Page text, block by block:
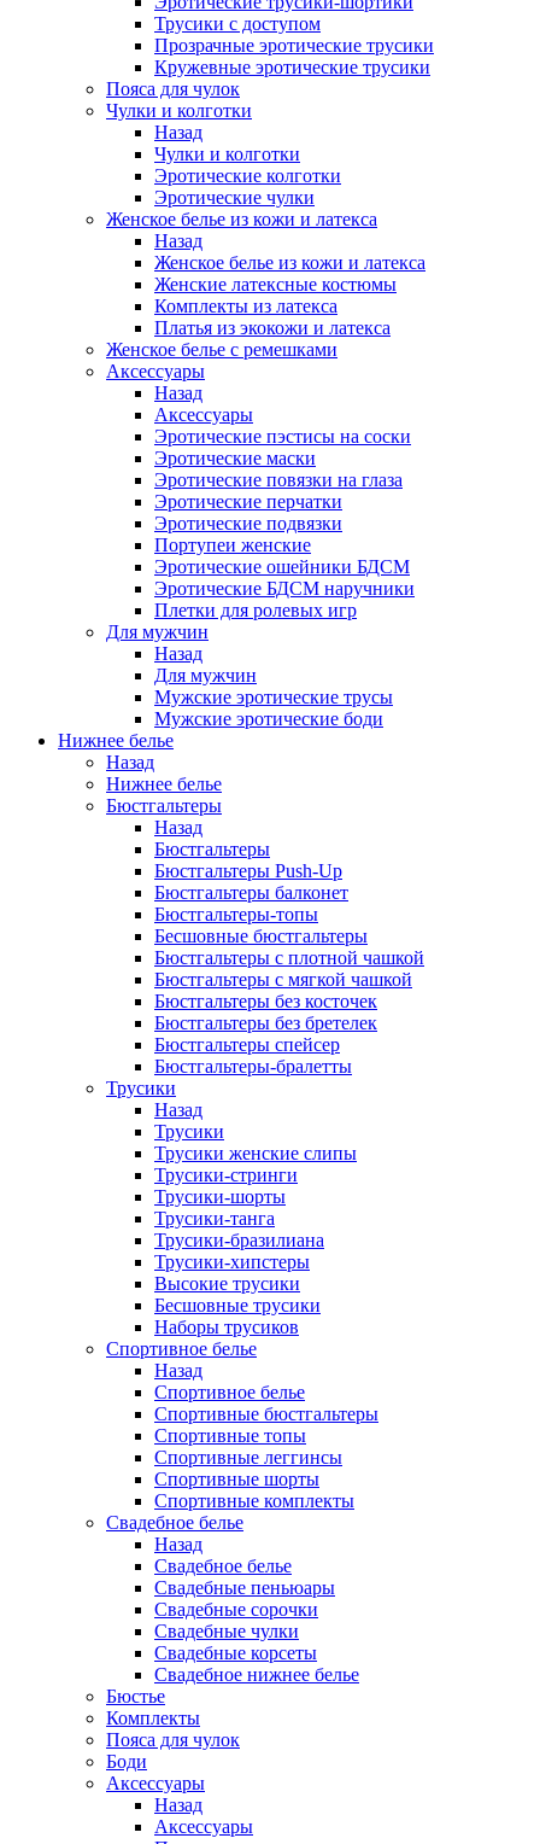
Трусики с доступом
Прозрачные эротические трусики
Кружевные эротические трусики
Пояса для чулок
Чулки и колготки
Назад
Чулки и колготки
Эротические колготки
Эротические чулки
Женское белье из кожи и латекса
Назад
Женское белье из кожи и латекса
Женские латексные костюмы
Комплекты из латекса
Платья из экокожи и латекса
Женское белье с ремешками
Аксессуары
Назад
Аксессуары
Эротические пэстисы на соски
Эротические маски
Эротические повязки на глаза
Эротические перчатки
Эротические подвязки
Портупеи женские
Эротические ошейники БДСМ
Эротические БДСМ наручники
Плетки для ролевых игр
Для мужчин
Назад
Для мужчин
Мужские эротические трусы
Мужские эротические боди
Нижнее белье
Назад
Нижнее белье
Бюстгальтеры
Назад
Бюстгальтеры
Бюстгальтеры Push-Up
Бюстгальтеры балконет
Бюстгальтеры-топы
Бесшовные бюстгальтеры
Бюстгальтеры с плотной чашкой
Бюстгальтеры с мягкой чашкой
Бюстгальтеры без косточек
Бюстгальтеры без бретелек
Бюстгальтеры спейсер
Бюстгальтеры-бралетты
Трусики
Назад
Трусики
Трусики женские слипы
Трусики-стринги
Трусики-шорты
Трусики-танга
Трусики-бразилиана
Трусики-хипстеры
Высокие трусики
Бесшовные трусики
Наборы трусиков
Спортивное белье
Назад
Спортивное белье
Спортивные бюстгальтеры
Спортивные топы
Спортивные леггинсы
Спортивные шорты
Спортивные комплекты
Свадебное белье
Назад
Свадебное белье
Свадебные пеньюары
Свадебные сорочки
Свадебные чулки
Свадебные корсеты
Свадебное нижнее белье
Бюстье
Комплекты
Пояса для чулок
Боди
Аксессуары
Назад
Аксессуары